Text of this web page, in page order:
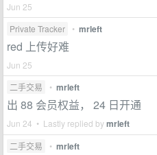
Jun 25
Private Tracker
• mrleft
red 上传好难
Jun 25
二手交易
• mrleft
出 88 会员权益， 24 日开通
Jun 24 • Lastly replied bymrleft
二手交易 • mrleft